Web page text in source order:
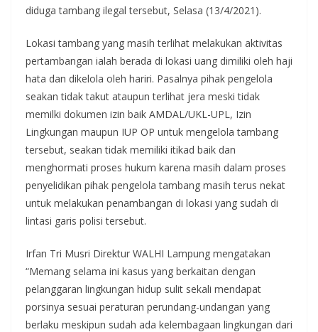
diduga tambang ilegal tersebut, Selasa (13/4/2021).
Lokasi tambang yang masih terlihat melakukan aktivitas
pertambangan ialah berada di lokasi uang dimiliki oleh haji
hata dan dikelola oleh hariri. Pasalnya pihak pengelola
seakan tidak takut ataupun terlihat jera meski tidak
memilki dokumen izin baik AMDAL/UKL-UPL, Izin
Lingkungan maupun IUP OP untuk mengelola tambang
tersebut, seakan tidak memiliki itikad baik dan
menghormati proses hukum karena masih dalam proses
penyelidikan pihak pengelola tambang masih terus nekat
untuk melakukan penambangan di lokasi yang sudah di
lintasi garis polisi tersebut.
Irfan Tri Musri Direktur WALHI Lampung mengatakan
“Memang selama ini kasus yang berkaitan dengan
pelanggaran lingkungan hidup sulit sekali mendapat
porsinya sesuai peraturan perundang-undangan yang
berlaku meskipun sudah ada kelembagaan lingkungan dari